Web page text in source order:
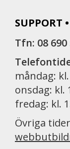
SUPPORT
Tfn: 08 690
måndag:
onsdag: kl.
fredag: kl.
Övriga